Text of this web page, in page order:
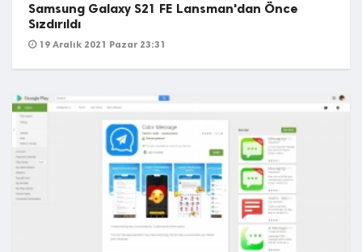
Samsung Galaxy S21 FE Lansman'dan Önce
Sızdırıldı
19 Aralık 2021 Pazar 23:31